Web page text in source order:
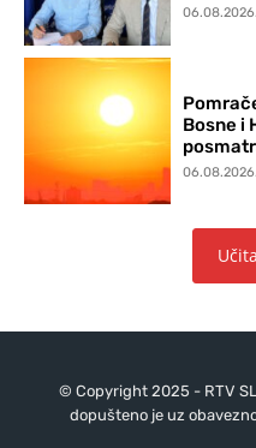
Bosne i
© Copyright 2025 - RTV
dopušteno je uz